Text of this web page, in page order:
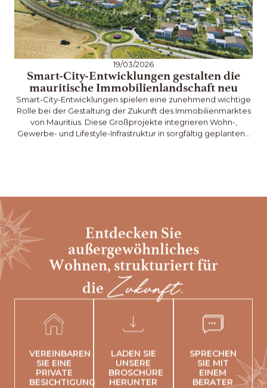
19/03/2026
Smart-City-Entwicklungen gestalten die
mauritische Immobilienlandschaft neu
Smart-City-Entwicklungen spielen eine zunehmend wichtige
Rolle bei der Gestaltung der Zukunft des Immobilienmarktes
von Mauritius. Diese Großprojekte integrieren Wohn-,
Gewerbe- und Lifestyle-Infrastruktur in sorgfältig geplanten…
Entdecken Sie
außergewöhnliches
Wohnen, strukturiert für
die Zukunft.
VEREINBAREN
SIE EINE
PRIVATE
BESICHTIGUNG
LADEN SIE
UNSERE
BROSCHÜRE
HERUNTER
SPRECHEN
SIE MIT
EINEM
BERATER